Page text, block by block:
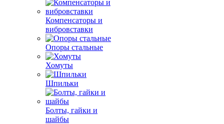
Компенсаторы и
вибровставки
Опоры стальные
Хомуты
Шпильки
Болты, гайки и
шайбы